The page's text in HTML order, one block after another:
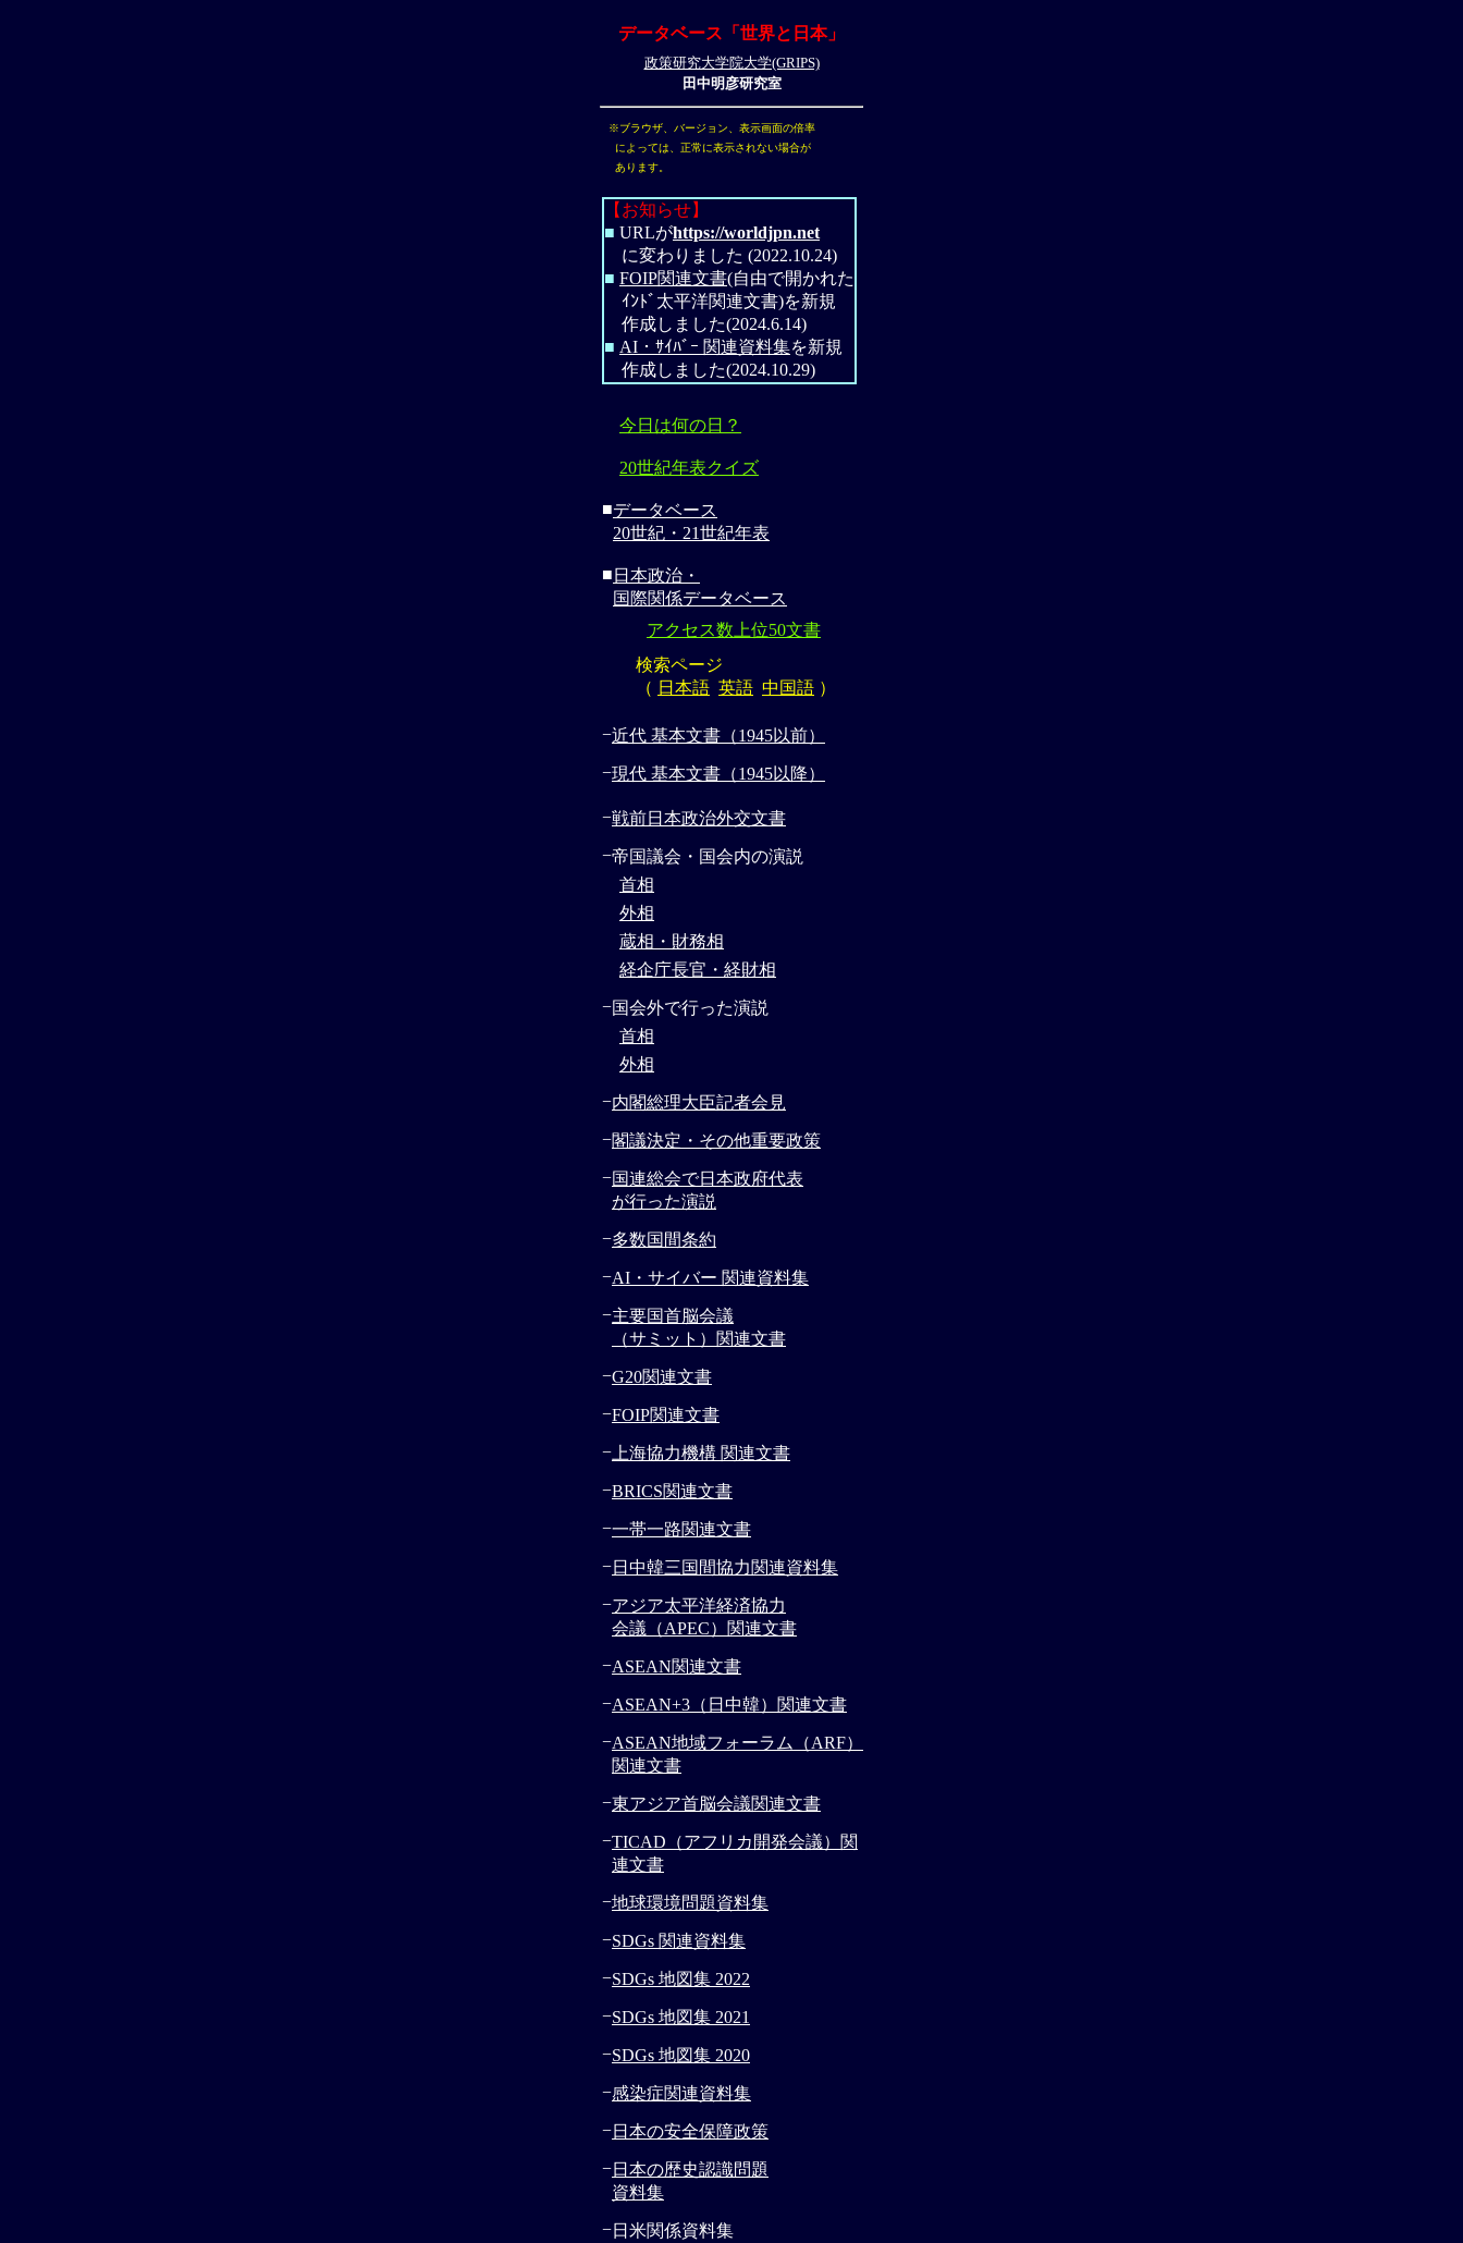
データベース「世界と日本」
政策研究大学院大学(GRIPS)
田中明彦研究室
※ブラウザ、バージョン、表示画面の倍率
によっては、正常に表示されない場合が
あります。
【お知らせ】
■ URLがhttps://worldjpn.net
に変わりました (2022.10.24)
■ FOIP関連文書(自由で開かれた
ｲﾝﾄﾞ太平洋関連文書)を新規
作成しました(2024.6.14)
■ AI・ｻｲﾊﾞｰ 関連資料集を新規
作成しました(2024.10.29)
今日は何の日？
20世紀年表クイズ
■データベース
20世紀・21世紀年表
■ 日本政治・
国際関係データベース
アクセス数上位50文書
検索ページ
（ 日本語 英語 中国語 ）
−近代 基本文書（1945以前）
−現代 基本文書（1945以降）
−戦前日本政治外交文書
−帝国議会・国会内の演説
首相
外相
蔵相・財務相
経企庁長官・経財相
−国会外で行った演説
首相
外相
−内閣総理大臣記者会見
−閣議決定・その他重要政策
−国連総会で日本政府代表
が行った演説
−多数国間条約
−AI・サイバー 関連資料集
−主要国首脳会議
（サミット）関連文書
−G20関連文書
−FOIP関連文書
− 上海協力機構 関連文書
−BRICS関連文書
−一帯一路関連文書
−日中韓三国間協力関連資料集
−アジア太平洋経済協力
会議（APEC）関連文書
−ASEAN関連文書
−ASEAN+3（日中韓）関連文書
−ASEAN地域フォーラム（ARF）
関連文書
−東アジア首脳会議関連文書
−TICAD（アフリカ開発会議）関
連文書
−地球環境問題資料集
−SDGs 関連資料集
−SDGs 地図集 2022
−SDGs 地図集 2021
−SDGs 地図集 2020
−感染症関連資料集
−日本の安全保障政策
−日本の歴史認識問題
資料集
−日米関係資料集